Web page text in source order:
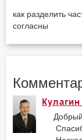
как разделить
согласны
Добрый